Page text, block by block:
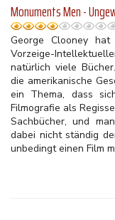
Monuments Men -
George Clooney
Vorzeige-
natürlich viele
die amerikanische
ein Thema, dass
Filmografie als
Sachbücher, und
dabei nicht ständig
unbedingt einen Film